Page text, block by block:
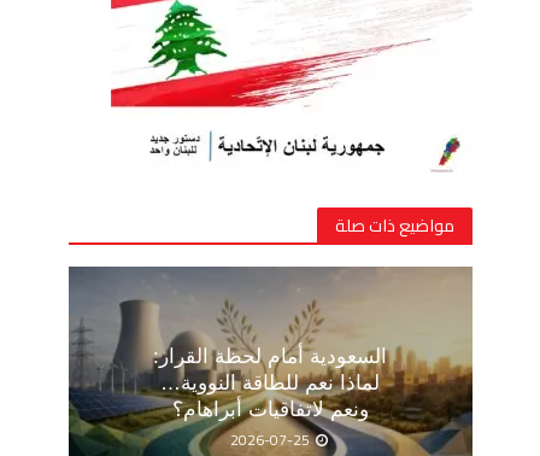
مواضيع ذات صلة
السعودية أمام لحظة القرار:
لماذا نعم للطاقة النووية…
ونعم لاتفاقيات أبراهام؟
2026-07-25